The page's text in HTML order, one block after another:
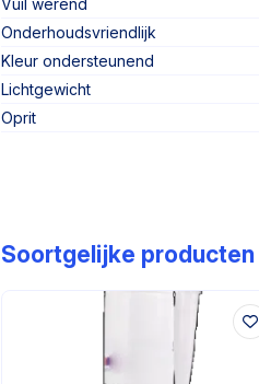
Vuil werend
Onderhoudsvriendlijk
Kleur ondersteunend
Lichtgewicht
Oprit
Soortgelijke producten